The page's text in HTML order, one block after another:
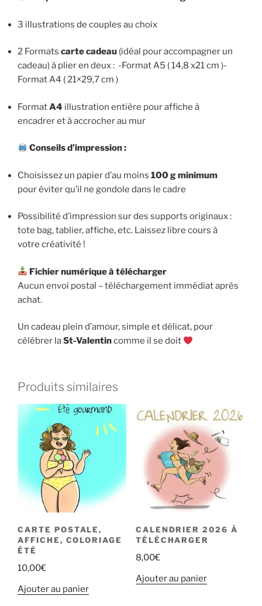
3 illustrations de couples au choix
2 Formats carte cadeau (idéal pour accompagner un
cadeau) à plier en deux : -Format A5 ( 14,8 x21 cm )-
Format A4 ( 21×29,7 cm )
FormatA4 illustration entière pour affiche à
encadrer et à accrocher au mur
Conseils d’impression :
Choisissez un papier d’au moins 100 g minimum
pour éviter qu’il ne gondole dans le cadre
Possibilité d’impression sur des supports originaux :
tote bag, tablier, affiche, etc. Laissez libre cours à
votre créativité !
Fichier numérique à télécharger
Aucun envoi postal – téléchargement immédiat après
achat.
Un cadeau plein d’amour, simple et délicat, pour
célébrer laSt-Valentincomme il se doit
Produits similaires
CARTE POSTALE,
AFFICHE, COLORIAGE
ÉTÉ
10,00€
Ajouter au panier
CALENDRIER 2026 À
TÉLÉCHARGER
8,00€
Ajouter au panier